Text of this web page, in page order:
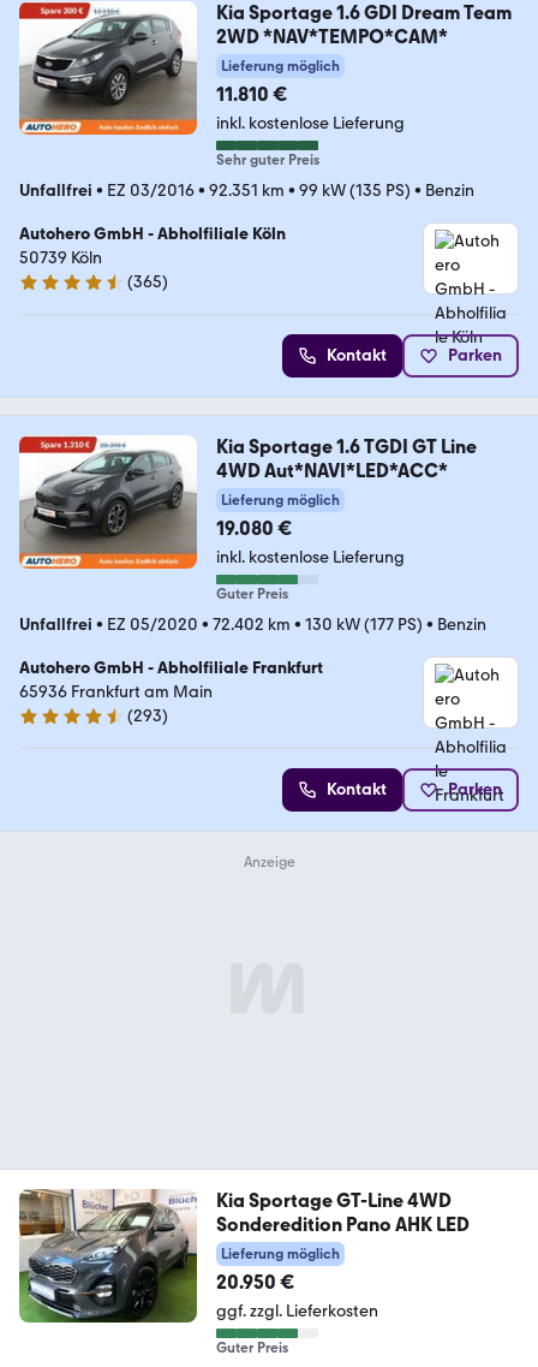
Kia Sportage 1.6 GDI Dream Team
2WD *NAV*TEMPO*CAM*
Lieferung möglich
11.810 €
inkl. kostenlose Lieferung
Sehr guter Preis
Unfallfrei • EZ 03/2016• 92.351 km • 99 kW (135 PS) • Benzin
Autohero GmbH - Abholfiliale Köln
50739 Köln
4.6 Sterne
(365)
Kontakt Parken
Kia Sportage 1.6 TGDI GT Line
4WD Aut*NAVI*LED*ACC*
Lieferung möglich
19.080 €
inkl. kostenlose Lieferung
Guter Preis
Unfallfrei • EZ 05/2020 • 72.402 km • 130 kW (177 PS) • Benzin
Autohero GmbH - Abholfiliale Frankfurt
65936 Frankfurt am Main
4.6 Sterne
(293)
Kontakt Parken
Kia Sportage GT-Line 4WD
Sonderedition Pano AHK LED
Lieferung möglich
20.950 €
ggf. zzgl. Lieferkosten
Guter Preis